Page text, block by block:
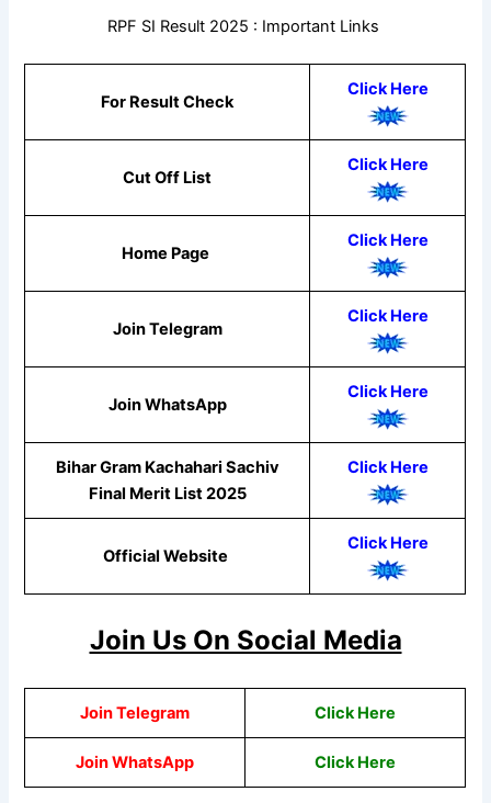
RPF SI Result 2025 : Important Links
For Result Check
Click Here
Cut Off List
Click Here
Home Page
Click Here
Join Telegram
Click Here
Join WhatsApp
Click Here
Bihar Gram Kachahari Sachiv
Final Merit List 2025
Click Here
Official Website
Click Here
Join Us On Social Media
Join Telegram Click Here
Join WhatsApp Click Here